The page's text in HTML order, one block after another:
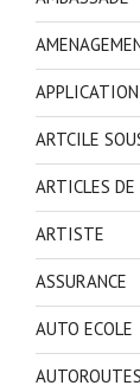
APPLICATION
ARTCILE
ARTICLES DE
ARTISTE
ASSURANCE
AUTO ECOLE
AUTOROUTES